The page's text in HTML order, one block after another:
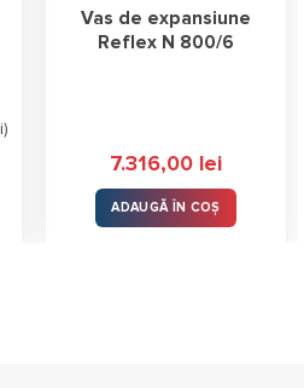
)
Vas de expansiune
Reflex N 800/6
7.316,00 lei
ADAUGĂ ÎN COȘ